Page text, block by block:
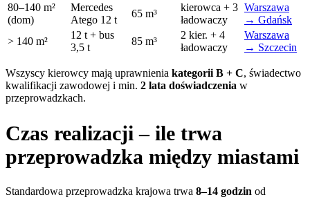
80–140 m²
(dom)
Mercedes
Atego 12 t
65 m³
kierowca + 3
ładowaczy
Warszawa
→ Gdańsk
> 140 m²
12 t + bus
3,5 t
85 m³
2 kier. + 4
ładowaczy
Warszawa
→ Szczecin
Wszyscy kierowcy mają uprawnienia kategorii B + C, świadectwo
kwalifikacji zawodowej i min. 2 lata doświadczenia w
przeprowadzkach.
Czas realizacji – ile trwa
przeprowadzka między miastami
Standardowa przeprowadzka krajowa trwa 8–14 godzin od